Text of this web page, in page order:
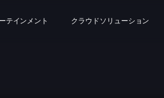
テインメント クラウドソリューション